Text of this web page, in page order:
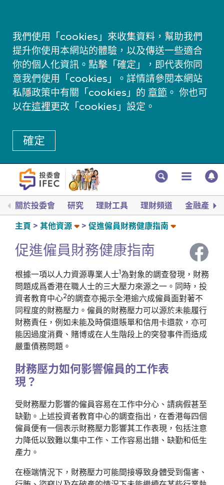
我們使用「cookies」來收集資料，幫助我們
提升你使用本網站的體驗，以及傳送一些適合
你的個人化資訊。點擊「確定」，即代表你同
意我們使用「cookies」。詳情請參閱本網站
私隱政策中有關「cookies」的 章節 。 你也可
以在這裡更改「cookies」設定。
確定
關於投委會 研究 理財工具 理財頻道 金融產品
主頁 其他資源 促進僱員財務健康指南
促進僱員財務健康指南
根據一項以人力資源專業人士1為對象的調查發現，財務
問題成爲香港在職人士的三大壓力來源之一。同時，投
資者教育中心2的調查亦揭示全港逾六成僱員面對著不
同程度的財務壓力。僱員的財務壓力可以源於未能履行
財務責任，例如未能及時償還賬單和信用卡還款，亦可
能因過度消費、賭博或在人生階段上的突發事件而造成
嚴重債務問題。
財務壓力如何影響僱員的工作表
現？
受財務壓力影響的僱員容易在工作中分心、請病假甚至
缺勤。上述投資者教育中心的調查指出，在香港每四個
僱員便有一個表示財務壓力影響其工作表現，包括注意
力降低以致難以集中工作、工作容易出錯、缺勤和低生
產力。
在極端情況下，財務壓力可能間接導致身體受到傷害、